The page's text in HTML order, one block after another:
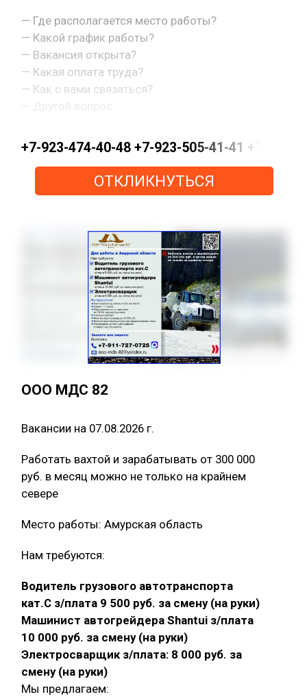
— Где располагается место работы?
— Какой график работы?
— Вакансия открыта?
— Какая оплата труда?
— Как с вами связаться?
+7-923-474-40-48 +7-923-505-41-41 +7-923-
ОТКЛИКНУТЬСЯ
ООО МДС 82
Вакансии на 07.08.2026 г.
Работать вахтой и зарабатывать от 300 000
руб. в месяц можно не только на крайнем
севере
Место работы: Амурская область
Нам требуются:
Водитель грузового автотранспорта
кат.С з/плата 9 500 руб. за смену (на руки)
Машинист автогрейдера Shantui з/плата
10 000 руб. за смену (на руки)
Электросварщик з/плата: 8 000 руб. за
смену (на руки)
Мы предлагаем: